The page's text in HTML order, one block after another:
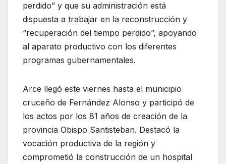
perdido” y que su administración está
dispuesta a trabajar en la reconstrucción y
“recuperación del tiempo perdido”, apoyando
al aparato productivo con los diferentes
programas gubernamentales.
Arce llegó este viernes hasta el municipio
cruceño de Fernández Alonso y participó de
los actos por los 81 años de creación de la
provincia Obispo Santisteban. Destacó la
vocación productiva de la región y
comprometió la construcción de un hospital